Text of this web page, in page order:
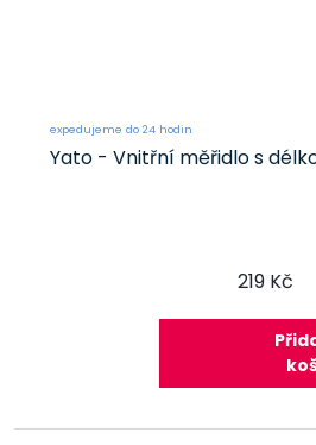
expedujeme do 24 hodin
Yato - Vnitřní měřidlo s
219 Kč